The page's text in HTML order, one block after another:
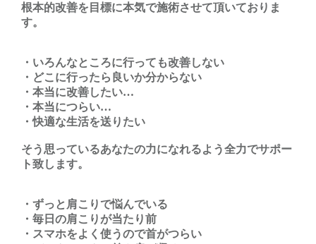
根本的改善を目標に本気で施術させて頂いておりま
す。
・いろんなところに行っても改善しない
・どこに行ったら良いか分からない
・本当に改善したい…
・本当につらい…
・快適な生活を送りたい
そう思っているあなたの力になれるよう全力でサポー
ト致します。
・ずっと肩こりで悩んでいる
・毎日の肩こりが当たり前
・スマホをよく使うので首がつらい